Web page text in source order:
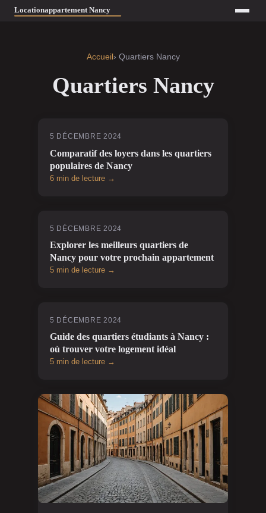
Accueil › Quartiers Nancy
Quartiers Nancy
5 DÉCEMBRE 2024
Comparatif des loyers dans les quartiers
populaires de Nancy
6 min de lecture →
5 DÉCEMBRE 2024
Explorer les meilleurs quartiers de
Nancy pour votre prochain appartement
5 min de lecture →
5 DÉCEMBRE 2024
Guide des quartiers étudiants à Nancy :
où trouver votre logement idéal
5 min de lecture →